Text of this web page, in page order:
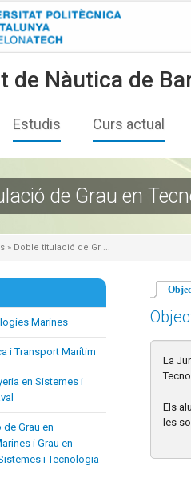
de Nàutica de
Estudis Curs actual
de Grau en
» Doble titulació de Gr ...
Marines
i Transport Marítim
en Sistemes i
Grau en
i Grau en
i Tecnologia
La
Els
les